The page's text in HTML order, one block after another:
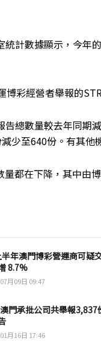
統計數據顯示，今年
博彩經營者舉報的
告總數量較去年同期
少至640份。有其他
量都在下降，其中由
年澳門博彩營運商可疑
8.7%
月09日 09:47
門承批公司共舉報3,837
月16日 17:46